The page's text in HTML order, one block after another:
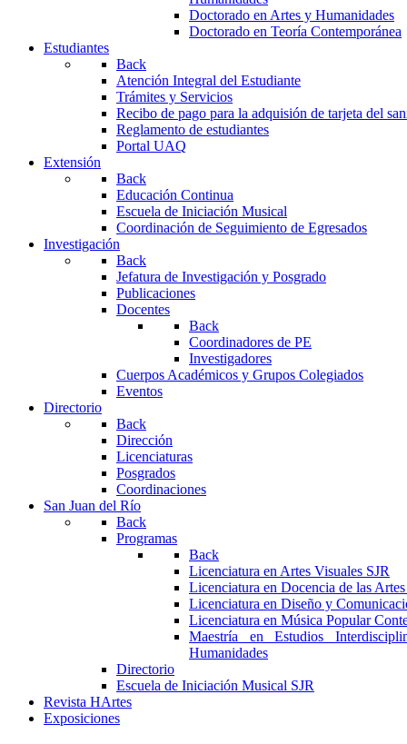
Doctorado en Artes y Humanidades
Doctorado en Teoría Contemporánea
Estudiantes
Back
Atención Integral del Estudiante
Trámites y Servicios
Recibo de pago para la adquisión de tarjeta del
Reglamento de estudiantes
Portal UAQ
Extensión
Back
Educación Continua
Escuela de Iniciación Musical
Coordinación de Seguimiento de Egresados
Investigación
Back
Jefatura de Investigación y Posgrado
Publicaciones
Docentes
Back
Coordinadores de PE
Investigadores
Cuerpos Académicos y Grupos Colegiados
Eventos
Directorio
Back
Dirección
Licenciaturas
Posgrados
Coordinaciones
San Juan del Río
Back
Programas
Back
Licenciatura en Artes Visuales SJR
Licenciatura en Docencia de las
Licenciatura en Diseño y
Licenciatura en Música Popular
Maestría en Estudios
Humanidades
Directorio
Escuela de Iniciación Musical SJR
Revista HArtes
Exposiciones